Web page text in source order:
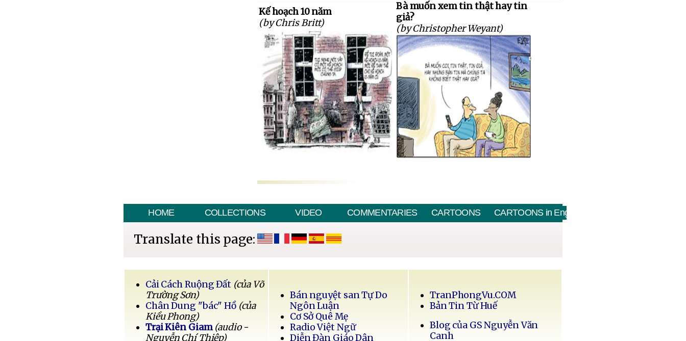
Kế hoạch 10 năm
(by Chris Britt)
Bà muốn xem tin thật hay tin
giả?
(by Christopher Weyant)
HOME COLLECTIONS VIDEO COMMENTARIES CARTOONS CARTOONS in English
Translate this page:
Cải Cách Ruộng Đất (của Võ
Trường Sơn)
Chân Dung "bác" Hồ (của
Kiều Phong)
Trại Kiên Giam (audio -
Nguyễn Chí Thiệp)
Bán nguyệt san Tự Do
Ngôn Luận
Cơ Sở Quê Mẹ
Radio Việt Ngữ
Diễn Đàn Giáo Dân
TranPhongVu.COM
Bản Tin Từ Huế
Blog của GS Nguyễn Văn
Canh